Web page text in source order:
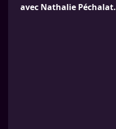
avec Nathalie Péchalat.